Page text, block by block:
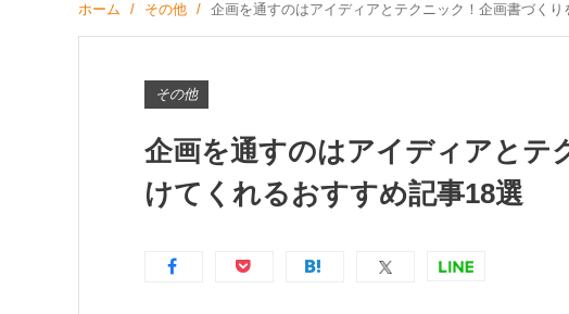
ホーム その他 企画を通すのはアイディアとテクニック！企画書づく
その他
企画を通すのはアイディアとテ
けてくれるおすすめ記事18選